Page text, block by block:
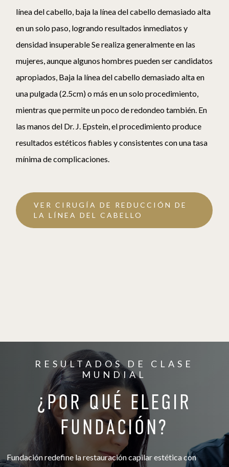
línea del cabello, baja la línea del cabello demasiado alta
en un solo paso, logrando resultados inmediatos y
densidad insuperable Se realiza generalmente en las
mujeres, aunque algunos hombres pueden ser candidatos
apropiados, Baja la línea del cabello demasiado alta en
una pulgada (2.5cm) o más en un solo procedimiento,
mientras que permite un poco de redondeo también. En
las manos del Dr. J. Epstein, el procedimiento produce
resultados estéticos fiables y consistentes con una tasa
mínima de complicaciones.
VER CIRUGÍA DE REDUCCIÓN DE
LA LÍNEA DEL CABELLO
RESULTADOS DE CLASE
MUNDIAL
¿POR QUÉ ELEGIR
FUNDACIÓN?
Fundación redefine la restauración capilar estética con